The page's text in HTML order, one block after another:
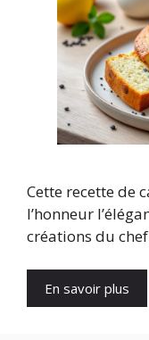
Cette recette de
l’honneur
créations du
En savoir plus